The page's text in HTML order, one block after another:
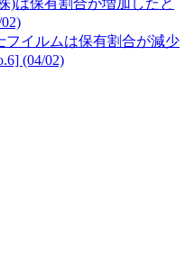
イルムは保有割合が減少
(04/02)